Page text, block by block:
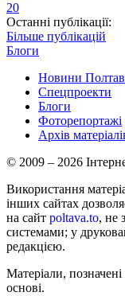
20
Останні публікації:
Більше публікацій
Блоги
Новини
Спецпроекти
Блоги
Фоторепортажі
Архів
© 2009 – 2026
Використання
інших сайтах
на сайт poltava.to, не
системами; у
редакцією.
Матеріали,
основі.